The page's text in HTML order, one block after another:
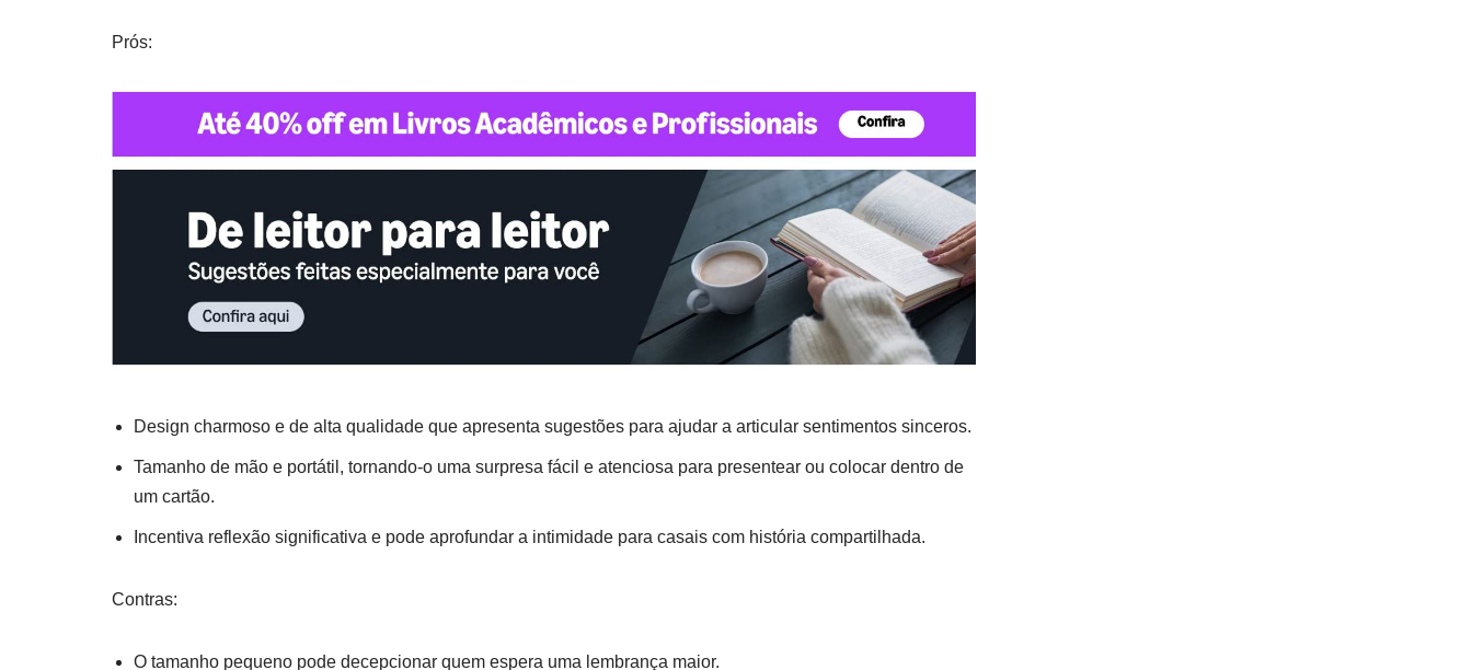
Prós:
Design charmoso e de alta qualidade que apresenta sugestões para ajudar a articular sentimentos sinceros.
Tamanho de mão e portátil, tornando-o uma surpresa fácil e atenciosa para presentear ou colocar dentro de
um cartão.
Incentiva reflexão significativa e pode aprofundar a intimidade para casais com história compartilhada.
Contras:
O tamanho pequeno pode decepcionar quem espera uma lembrança maior.